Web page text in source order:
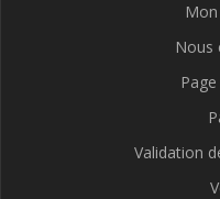
Nous
Page
Validation